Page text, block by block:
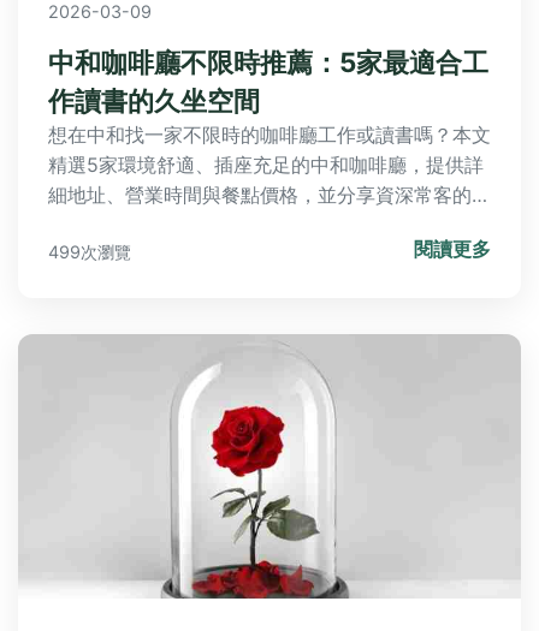
2026-03-09
中和咖啡廳不限時推薦：5家最適合工
作讀書的久坐空間
想在中和找一家不限時的咖啡廳工作或讀書嗎？本文
精選5家環境舒適、插座充足的中和咖啡廳，提供詳
細地址、營業時間與餐點價格，並分享資深常客的隱
499次瀏覽 閱讀更多